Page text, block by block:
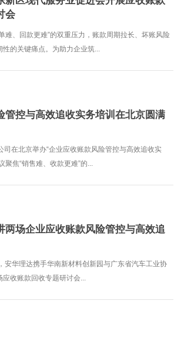
会
难、回款更难”的双重压力，账款周期拉长、坏账风险
的关键痛点。为助力企业筑...
管控与高效追收实务培训在北京圆满
司在北京举办“企业应收账款风险管控与高效追收实
聚焦“销售难、收款更难”的...
两场企业应收账款风险管控与高效追
安华理达携手华南新材料创新园与广东省汽车工业协
收账款回收专题研讨会...